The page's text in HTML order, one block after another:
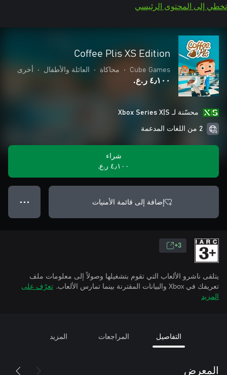
تخطي إلى المحتوى الرئيسي
Coffee Plis XS Edition
Cube Games
• محاكاة • العائلة والأطفال • أخرى
٤٫١٠٠ ر.ع.‏
محسّنة لـ Xbox Series X|S
2 من اللغات المدعمة
شراء
٤٫١٠٠ ر.ع.‏
إضافة إلى قائمة الأمنيات ● ● ●
3+
يتلقى ناشرو الألعاب التي تقوم بتشغيلها وصولاً إلى معلومات ملف
تعريفك في Xbox والبيانات المقترنة بينما تمارس الألعاب.
تعرّف على
المزيد
التفاصيل المراجعات المزيد
المعرض